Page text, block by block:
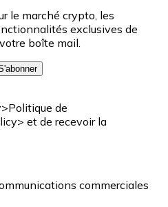
le marché crypto, les
exclusives de
boîte mail.
de
et de recevoir la
commerciales